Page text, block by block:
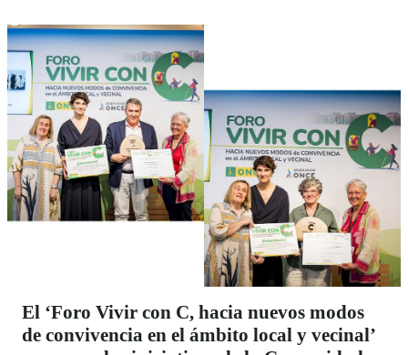
El ‘Foro Vivir con C, hacia nuevos modos
de convivencia en el ámbito local y vecinal’